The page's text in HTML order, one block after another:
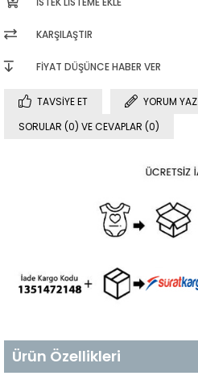
KARŞILAŞTIR
FIYAT DÜŞÜNCE HABER VER
TAVSIYE ET
YORUM YAZ
SORULAR (0) VE CEVAPLAR (0)
Ürün Özellikleri